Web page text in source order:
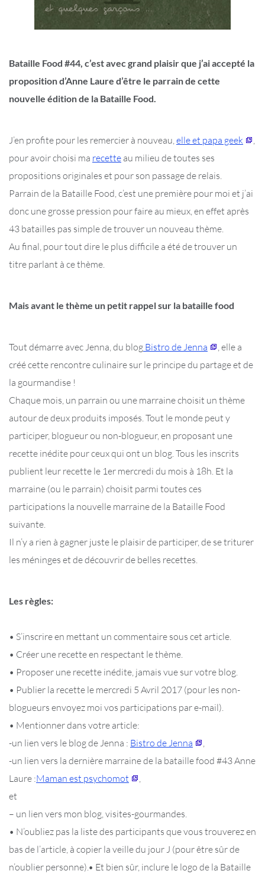
Bataille Food #44, c’est avec grand plaisir que j’ai accepté la
proposition d’Anne Laure d’être le parrain de cette
nouvelle édition de la Bataille Food.
J’en profite pour les remercier à nouveau,elle et papa geek
,
pour avoir choisi ma recette au milieu de toutes ses
propositions originales et pour son passage de relais.
Parrain de la Bataille Food, c’est une première pour moi et j’ai
donc une grosse pression pour faire au mieux, en effet après
43 batailles pas simple de trouver un nouveau thème.
Au final, pour tout dire le plus difficile a été de trouver un
titre parlant à ce thème.
Mais avant le thème un petit rappel sur la bataille food
Tout démarre avec Jenna, du blog Bistro de Jenna
, elle a
créé cette rencontre culinaire sur le principe du partage et de
la gourmandise !
Chaque mois, un parrain ou une marraine choisit un thème
autour de deux produits imposés. Tout le monde peut y
participer, blogueur ou non-blogueur, en proposant une
recette inédite pour ceux qui ont un blog. Tous les inscrits
publient leur recette le 1er mercredi du mois à 18h. Et la
marraine (ou le parrain) choisit parmi toutes ces
participations la nouvelle marraine de la Bataille Food
suivante.
Il n’y a rien à gagner juste le plaisir de participer, de se triturer
les méninges et de découvrir de belles recettes.
Les règles:
• S’inscrire en mettant un commentaire sous cet article.
• Créer une recette en respectant le thème.
• Proposer une recette inédite, jamais vue sur votre blog.
• Publier la recette le mercredi 5 Avril 2017 (pour les non-
blogueurs envoyez moi vos participations par e-mail).
• Mentionner dans votre article:
-un lien vers le blog de Jenna : Bistro de Jenna
,
-un lien vers la dernière marraine de la bataille food #43 Anne
Laure :Maman est psychomot
,
et
– un lien vers mon blog, visites-gourmandes.
• N’oubliez pas la liste des participants que vous trouverez en
bas de l’article, à copier la veille du jour J (pour être sûr de
n’oublier personne).• Et bien sûr, inclure le logo de la Bataille